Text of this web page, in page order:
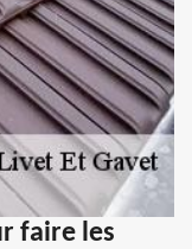
faire les